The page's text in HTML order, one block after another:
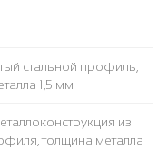
стальной профиль,
1,5 мм
из
толщина металла